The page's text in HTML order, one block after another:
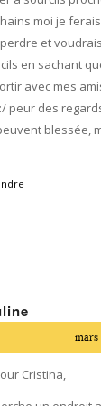
moi je
et
en sachant
avec mes
peur des
blessée,
mars
Cristina,